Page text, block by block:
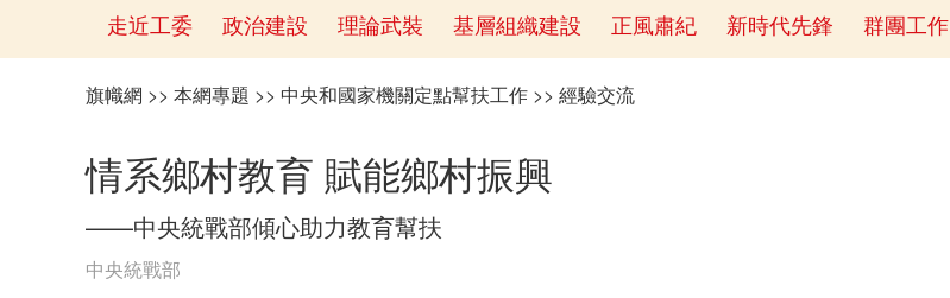
走近工委 政治建設 理論武裝 基層組織建設 正風肅紀 新時代先鋒 群團工作
旗幟網 >> 本網專題 >> 中央和國家機關定點幫扶工作 >> 經驗交流
情系鄉村教育 賦能鄉村振興
——中央統戰部傾心助力教育幫扶
中央統戰部